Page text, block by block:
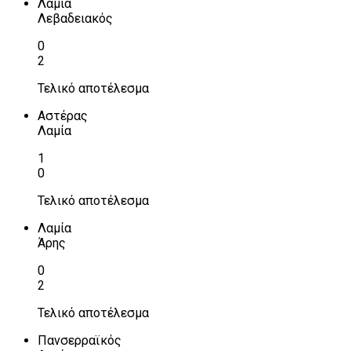
Λαμία
Λεβαδειακός
0
2
Τελικό αποτέλεσμα
Αστέρας
Λαμία
1
0
Τελικό αποτέλεσμα
Λαμία
Άρης
0
2
Τελικό αποτέλεσμα
Πανσερραϊκός